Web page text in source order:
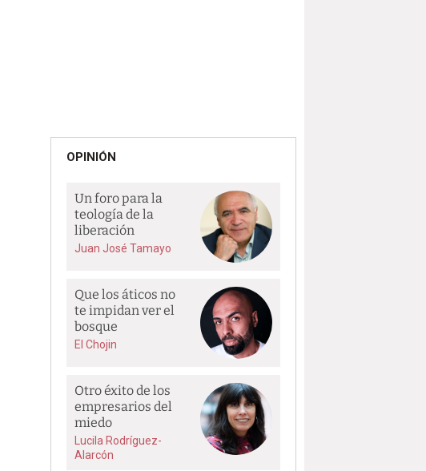
OPINIÓN
Un foro para la
teología de la
liberación
Juan José Tamayo
Que los áticos no
te impidan ver el
bosque
El Chojin
Otro éxito de los
empresarios del
miedo
Lucila Rodríguez-
Alarcón